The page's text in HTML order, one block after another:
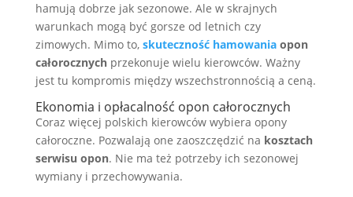
hamują dobrze jak sezonowe. Ale w skrajnych
warunkach mogą być gorsze od letnich czy
zimowych. Mimo to, skuteczność hamowaniaopon
całorocznychprzekonuje wielu kierowców. Ważny
jest tu kompromis między wszechstronnością a ceną.
Ekonomia i opłacalność opon całorocznych
Coraz więcej polskich kierowców wybiera opony
całoroczne. Pozwalają one zaoszczędzić na kosztach
serwisu opon. Nie ma też potrzeby ich sezonowej
wymiany i przechowywania.